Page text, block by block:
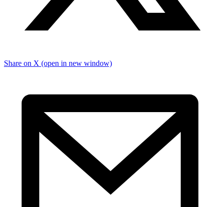
Share on X (open in new window)